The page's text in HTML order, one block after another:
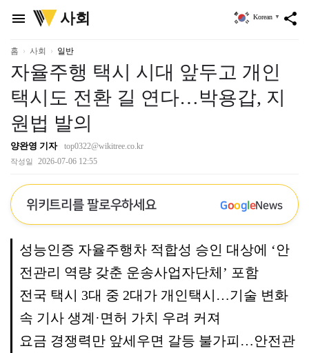
menu
위
키
리
사회 share
Korean ▼
홈 사회 일반
자율주행 택시 시대 앞두고 개인
택시도 전환 길 연다…박용갑, 지
원법 발의
양완영 기자 top0322@wikitree.co.kr
작성일 2026-07-06 12:55
위키트리를 팔로우하세요 GoogleNews
성능인증 자율주행차 적합성 승인 대상에 ‘안
전관리 역량 갖춘 운송사업자단체’ 포함
전국 택시 3대 중 2대가 개인택시…기술 변화
속 기사 생계·면허 가치 우려 커져
요금 경쟁력만 앞세우면 갈등 불가피…안전관